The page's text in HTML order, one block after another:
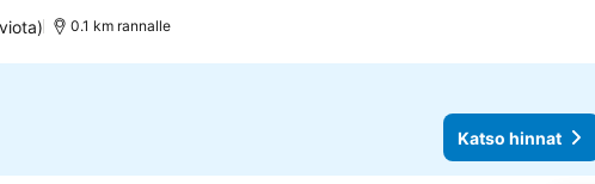
0.1 km rannalle
Katso hinnat